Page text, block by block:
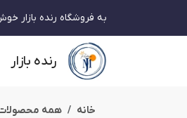
به فروشگاه رنده بازار
رنده بازار
خانه همه